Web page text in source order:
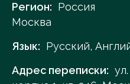
Регион: Россия
Москва
Язык: Русский,
Адрес переписки: